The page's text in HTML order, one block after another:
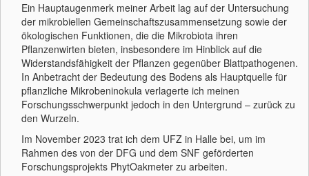
Ein Hauptaugenmerk meiner Arbeit lag auf der Untersuchung
der mikrobiellen Gemeinschaftszusammensetzung sowie der
ökologischen Funktionen, die die Mikrobiota ihren
Pflanzenwirten bieten, insbesondere im Hinblick auf die
Widerstandsfähigkeit der Pflanzen gegenüber Blattpathogenen.
In Anbetracht der Bedeutung des Bodens als Hauptquelle für
pflanzliche Mikrobeninokula verlagerte ich meinen
Forschungsschwerpunkt jedoch in den Untergrund – zurück zu
den Wurzeln.
Im November 2023 trat ich dem UFZ in Halle bei, um im
Rahmen des von der DFG und dem SNF geförderten
Forschungsprojekts PhytOakmeter zu arbeiten.